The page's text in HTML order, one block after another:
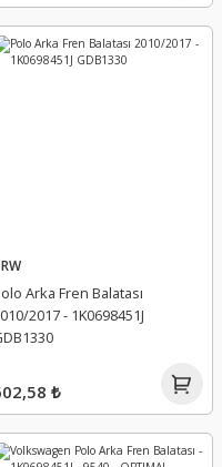
Arka Fren Balatası
2017 - 1K0698451J
₺